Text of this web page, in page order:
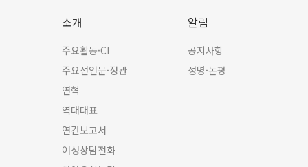
소개
주요활동·CI
주요선언문·정관
연혁
역대대표
연간보고서
여성상담전화
알림
공지사항
성명·논평